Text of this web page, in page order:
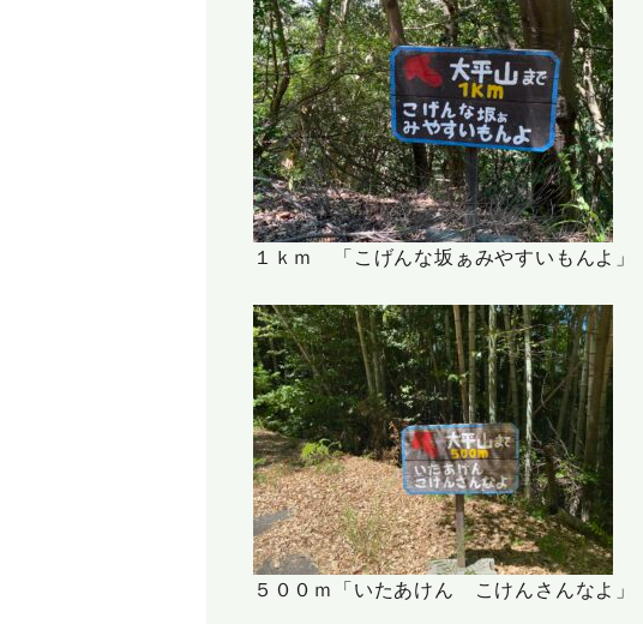
１ｋｍ 「こげんな坂ぁみやすいもんよ」
５００ｍ「いたあけん こけんさんなよ」